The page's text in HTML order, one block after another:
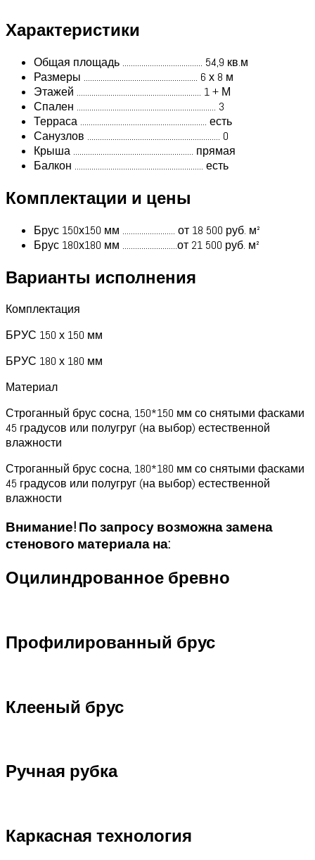
Характеристики
Общая площадь ...................................... 54,9 кв.м
Размеры ...................................................... 6 х 8 м
Этажей ........................................................... 1 + М
Спален .................................................................. 3
Терраса ............................................................ есть
Санузлов ............................................................... 0
Крыша ......................................................... прямая
Балкон ............................................................. есть
Комплектации и цены
Брус 150х150 мм ......................... от 18 500 руб. м²
Брус 180х180 мм ..........................от 21 500 руб. м²
Варианты исполнения
Комплектация
БРУС 150 х 150 мм
БРУС 180 х 180 мм
Материал
Строганный брус сосна, 150*150 мм со снятыми фасками
45 градусов или полугруг (на выбор) естественной
влажности
Строганный брус сосна, 180*180 мм со снятыми фасками
45 градусов или полугруг (на выбор) естественной
влажности
Внимание! По запросу возможна замена
стенового материала на:
Оцилиндрованное бревно
Профилированный брус
Клееный брус
Ручная рубка
Каркасная технология